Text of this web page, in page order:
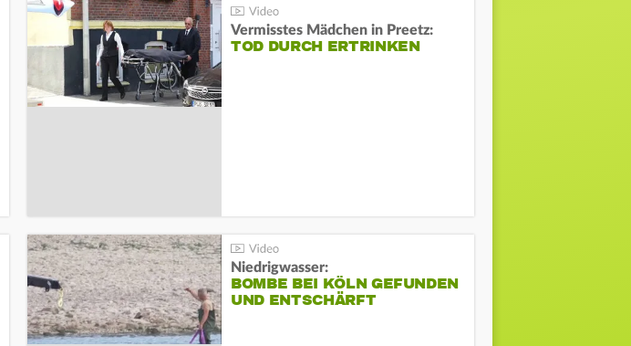
Vermisstes Mädchen in Preetz:
TOD DURCH ERTRINKEN
Niedrigwasser:
BOMBE BEI KÖLN GEFUNDEN
UND ENTSCHÄRFT